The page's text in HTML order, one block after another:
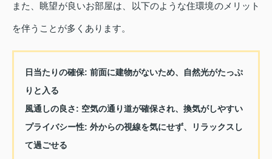
また、眺望が良いお部屋は、以下のような住環境のメリット
を伴うことが多くあります。
日当たりの確保: 前面に建物がないため、自然光がたっぷ
りと入る
風通しの良さ: 空気の通り道が確保され、換気がしやすい
プライバシー性: 外からの視線を気にせず、リラックスし
て過ごせる